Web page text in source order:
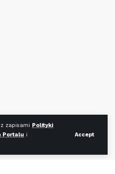
zapisami Polityki
Portalu i
Accept